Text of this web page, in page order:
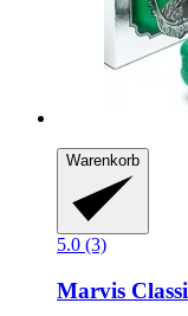
Warenkorb
5.0 (3)
Marvis